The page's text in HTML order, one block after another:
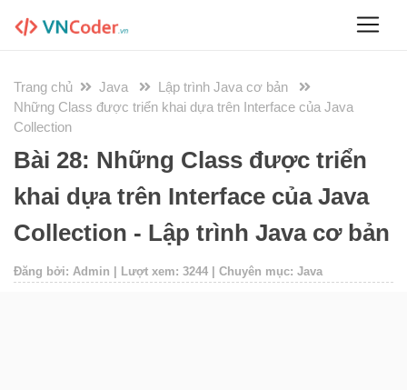
Trang chủ Java
Lập trình Java cơ bản
Những Class được triển khai dựa trên Interface của Java
Collection
Bài 28: Những Class được triển
khai dựa trên Interface của Java
Collection - Lập trình Java cơ bản
Đăng bởi: Admin | Lượt xem: 3244 | Chuyên mục: Java